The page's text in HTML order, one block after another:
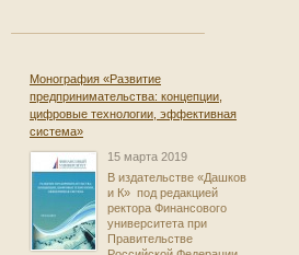
Монография «Развитие
предпринимательства: концепции,
цифровые технологии, эффективная
система»
15 марта 2019
В издательстве «Дашков
и К» под редакцией
ректора Финансового
университета при
Правительстве